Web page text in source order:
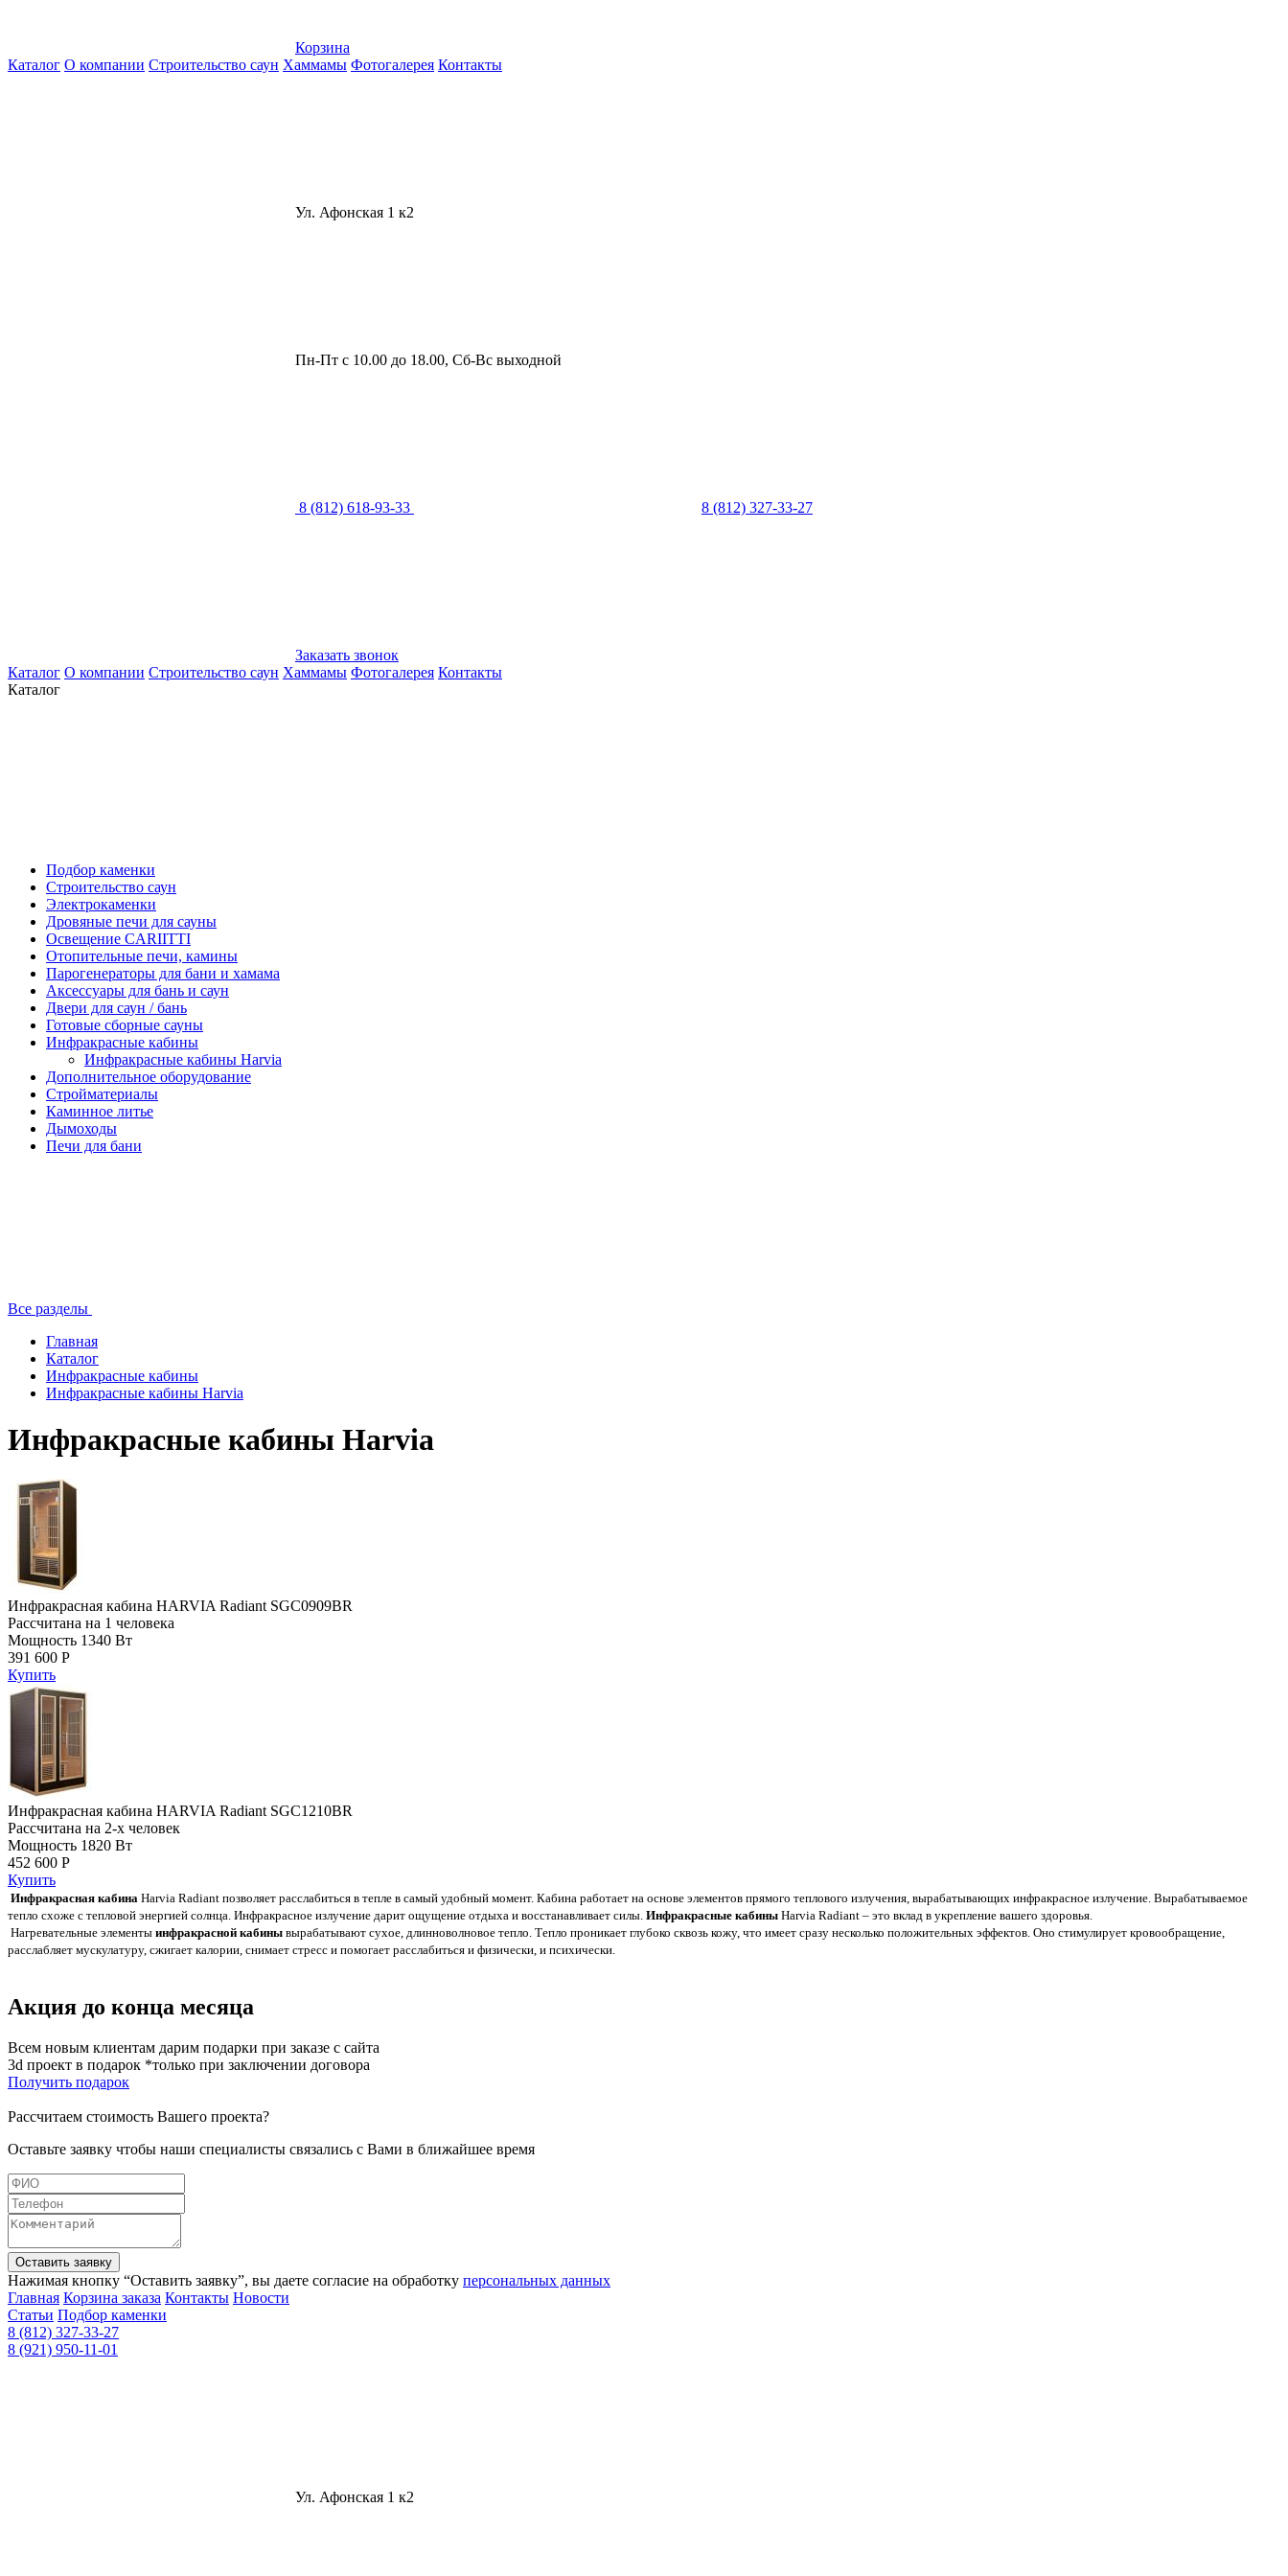
Корзина
Каталог О компании Строительство саун Хаммамы Фотогалерея Контакты
Ул. Афонская 1 к2
Пн-Пт с 10.00 до 18.00, Сб-Вс выходной
8 (812) 618-93-33 8 (812) 327-33-27
Заказать звонок
Каталог О компании Строительство саун Хаммамы Фотогалерея Контакты
Каталог
Подбор каменки
Строительство саун
Электрокаменки
Дровяные печи для сауны
Освещение CARIITTI
Отопительные печи, камины
Парогенераторы для бани и хамама
Аксессуары для бань и саун
Двери для саун / бань
Готовые сборные сауны
Инфракрасные кабины
Инфракрасные кабины Harvia
Дополнительное оборудование
Стройматериалы
Каминное литье
Дымоходы
Печи для бани
Все разделы
Главная
Каталог
Инфракрасные кабины
Инфракрасные кабины Harvia
Инфракрасные кабины Harvia
Инфракрасная кабина HARVIA Radiant SGC0909BR
Рассчитана на 1 человека
Мощность 1340 Вт
391 600 Р
Купить
Инфракрасная кабина HARVIA Radiant SGC1210BR
Рассчитана на 2-х человек
Мощность 1820 Вт
452 600 Р
Купить
Инфракрасная кабина Harvia Radiant позволяет расслабиться в тепле в самый удобный момент. Кабина работает на основе элементов прямого теплового излучения, вырабатывающих инфракрасное излучение. Вырабатываемое
тепло схоже с тепловой энергией солнца. Инфракрасное излучение дарит ощущение отдыха и восстанавливает силы. Инфракрасные кабины Harvia Radiant – это вклад в укрепление вашего здоровья.
Нагревательные элементы инфракрасной кабины вырабатывают сухое, длинноволновое тепло. Тепло проникает глубоко сквозь кожу, что имеет сразу несколько положительных эффектов. Оно стимулирует кровообращение,
расслабляет мускулатуру, сжигает калории, снимает стресс и помогает расслабиться и физически, и психически.
Акция до конца месяца
Всем новым клиентам дарим подарки при заказе с сайта
3d проект в подарок *только при заключении договора
Получить подарок
Рассчитаем стоимость Вашего проекта?
Оставьте заявку чтобы наши специалисты связались с Вами в ближайшее время
Оставить заявку
Нажимая кнопку “Оставить заявку”, вы даете согласие на обработку персональных данных
Главная Корзина заказа Контакты Новости
Статьи Подбор каменки
8 (812) 327-33-27
8 (921) 950-11-01
Ул. Афонская 1 к2